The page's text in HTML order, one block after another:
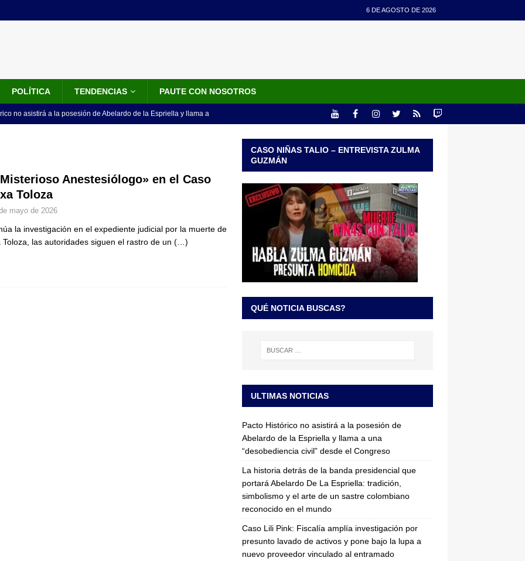
6 DE AGOSTO DE 2026
POLÍTICA TENDENCIAS PAUTE CON NOSOTROS
no asistirá a la posesión de Abelardo de la Espriella y llama a
de un sastre colombiano reconocido en el mundo LO
Fiscalía amplía investigación por presunto lavado de activos y
vinculado al entramado empresarial JUDICIALES
Anestesiólogo» en el Caso
Toloza
mayo de 2026
la investigación en el expediente judicial por la muerte de
Toloza, las autoridades siguen el rastro de un (…)
CASO NIÑAS TALIO – ENTREVISTA ZULMA
GUZMÁN
QUÉ NOTICIA BUSCAS?
ULTIMAS NOTICIAS
Pacto Histórico no asistirá a la posesión de
Abelardo de la Espriella y llama a una
“desobediencia civil” desde el Congreso
La historia detrás de la banda presidencial que
portará Abelardo De La Espriella: tradición,
simbolismo y el arte de un sastre colombiano
reconocido en el mundo
Caso Lili Pink: Fiscalía amplía investigación por
presunto lavado de activos y pone bajo la lupa a
nuevo proveedor vinculado al entramado